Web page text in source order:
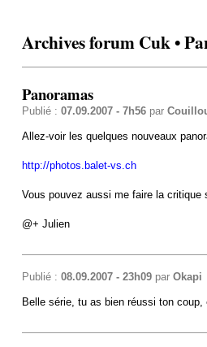
Archives forum Cuk •
Panoramas
Publié : 07.09.2007 - 7h56par
Allez-voir les quelques nouveaux
http://photos.balet-vs.ch
Vous pouvez aussi me faire la critique
@+ Julien
Publié : 08.09.2007 - 23h09par Okapi
Belle série, tu as bien réussi ton